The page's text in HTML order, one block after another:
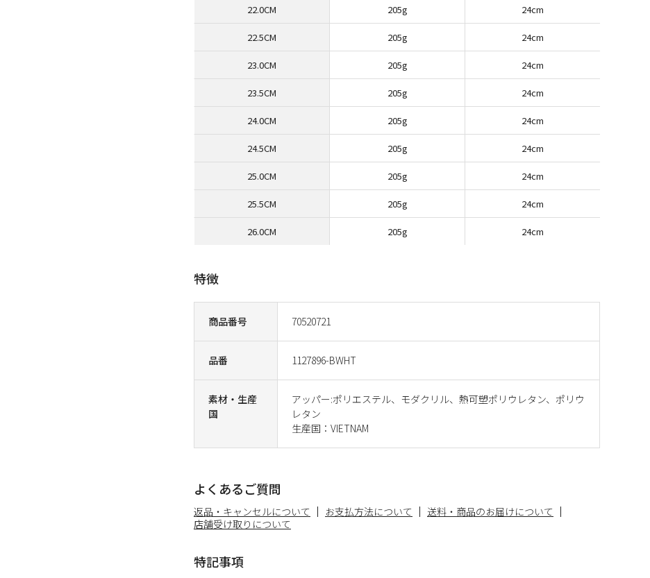
商品番号 70520721
品番 1127896-BWHT
素材・生産
国
アッパー:ポリエステル、モダクリル、熱可塑ポリウレタン、ポリウ
レタン
生産国：VIETNAM
特徴
よくあるご質問
返品・キャンセルについて お支払方法について
送料・商品のお届けについて
店舗受け取りについて
特記事項
22.0CM 205g 24cm
22.5CM 205g 24cm
23.0CM 205g 24cm
23.5CM 205g 24cm
24.0CM 205g 24cm
24.5CM 205g 24cm
25.0CM 205g 24cm
25.5CM 205g 24cm
26.0CM 205g 24cm